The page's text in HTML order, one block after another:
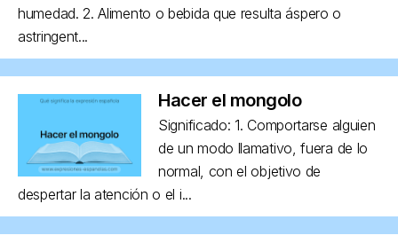
humedad. 2. Alimento o bebida que resulta áspero o
astringent...
Hacer el mongolo
Significado: 1. Comportarse alguien
de un modo llamativo, fuera de lo
normal, con el objetivo de
despertar la atención o el i...